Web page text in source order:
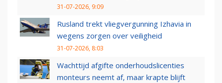
31-07-2026, 9:09
Rusland trekt vliegvergunning Izhavia in
wegens zorgen over veiligheid
31-07-2026, 8:03
Wachttijd afgifte onderhoudslicenties
monteurs neemt af, maar krapte blijft